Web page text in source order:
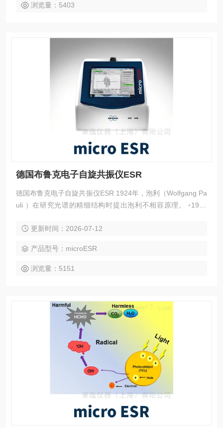
浏览量：5403
德国布鲁克电子自旋共振仪ESR
德国布鲁克电子自旋共振仪ESR 1924年，泡利（Wolfgang Pa
uli ）在研究光谱的精细结构时提出泡利不相容原理。 ◦1925
发，提出电子具有内禀运动—自旋，并有与电子自旋相联系的
N.K.）观察MnCl2、CuCl2等顺磁性盐类
更新时间：2026-07-12
产品型号：microESR
浏览量：5151